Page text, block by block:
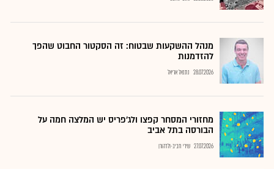
מנהל ההשקעות שבטוח: זה הסקטור החבוט שהפך
להזדמנות
28.07.2026 נתנאל אריאל
מחזורי המסחר קפצו ולג'פריס יש המלצה חמה על
הבורסה בתל אביב
27.07.2026 שירי חביב-ולדהורן